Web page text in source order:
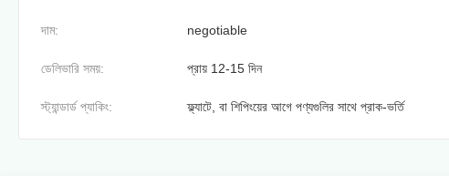
দাম: negotiable
ডেলিভারি সময়: প্রায় 12-15 দিন
স্ট্যান্ডার্ড প্যাকিং: ফ্ল্যাটে, বা শিপিংয়ের আগে পণ্যগুলির সাথে প্রাক-ভর্তি